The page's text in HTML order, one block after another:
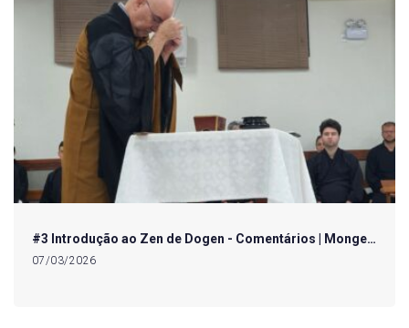
#3 Introdução ao Zen de Dogen - Comentários | Monge…
07/03/2026